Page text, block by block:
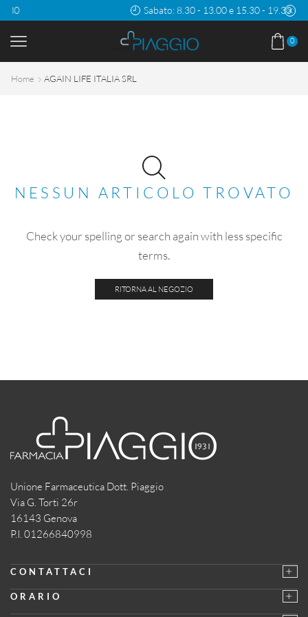
Sabato: 8.30 - 13.00 e 15.30 - 19.30
0
Home AGAIN LIFE ITALIA SRL
NESSUN ARTICOLO TROVATO
Check your spelling or search again with less specific
terms.
RITORNA AL NEGOZIO
Unione Farmaceutica Dott. Piaggio
Via G. Torti 26r
16143 Genova
P.I. 01266840998
CONTATTACI
ORARIO